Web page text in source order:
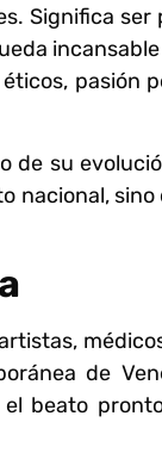
Significa ser
pasión
de su
nacional,
de
beato